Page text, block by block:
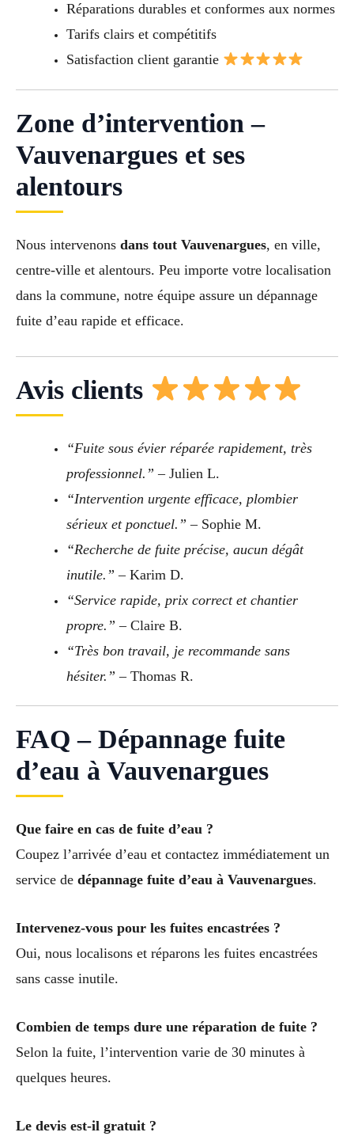
Réparations durables et conformes aux normes
Tarifs clairs et compétitifs
Satisfaction client garantie
Zone d’intervention –
Vauvenargues et ses
alentours
Nous intervenons dans tout Vauvenargues, en ville,
centre-ville et alentours. Peu importe votre localisation
dans la commune, notre équipe assure un dépannage
fuite d’eau rapide et efficace.
Avis clients
“Fuite sous évier réparée rapidement, très
professionnel.” – Julien L.
“Intervention urgente efficace, plombier
sérieux et ponctuel.” – Sophie M.
“Recherche de fuite précise, aucun dégât
inutile.” – Karim D.
“Service rapide, prix correct et chantier
propre.” – Claire B.
“Très bon travail, je recommande sans
hésiter.” – Thomas R.
FAQ – Dépannage fuite
d’eau à Vauvenargues
Que faire en cas de fuite d’eau ?
Coupez l’arrivée d’eau et contactez immédiatement un
service de dépannage fuite d’eau à Vauvenargues.
Intervenez-vous pour les fuites encastrées ?
Oui, nous localisons et réparons les fuites encastrées
sans casse inutile.
Combien de temps dure une réparation de fuite ?
Selon la fuite, l’intervention varie de 30 minutes à
quelques heures.
Le devis est-il gratuit ?